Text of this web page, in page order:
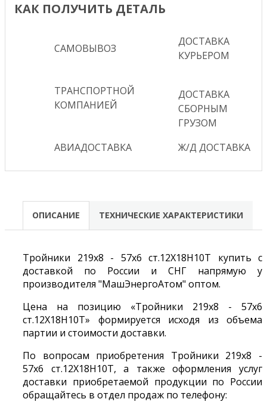
КАК ПОЛУЧИТЬ ДЕТАЛЬ
САМОВЫВОЗ
ДОСТАВКА
КУРЬЕРОМ
ТРАНСПОРТНОЙ
КОМПАНИЕЙ
ДОСТАВКА
СБОРНЫМ
ГРУЗОМ
АВИАДОСТАВКА
Ж/Д ДОСТАВКА
ОПИСАНИЕ ТЕХНИЧЕСКИЕ ХАРАКТЕРИСТИКИ
Тройники 219х8 - 57х6 ст.12Х18Н10Т купить с
доставкой по России и СНГ напрямую у
производителя "МашЭнергоАтом" оптом.
Цена на позицию «Тройники 219х8 - 57х6
ст.12Х18Н10Т» формируется исходя из объема
партии и стоимости доставки.
По вопросам приобретения Тройники 219х8 -
57х6 ст.12Х18Н10Т, а также оформления услуг
доставки приобретаемой продукции по России
обращайтесь в отдел продаж по телефону: